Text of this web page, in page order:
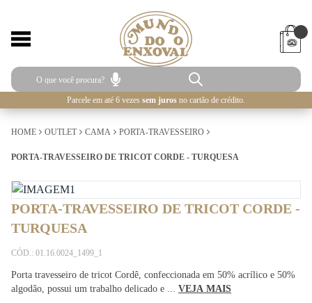
Parcele em até 6 vezes sem juros no cartão de crédito.
HOME OUTLET CAMA PORTA-TRAVESSEIRO
PORTA-TRAVESSEIRO DE TRICOT CORDE - TURQUESA
PORTA-TRAVESSEIRO DE TRICOT CORDE -
TURQUESA
CÓD.: 01.16.0024_1499_1
Porta travesseiro de tricot Cordê, confeccionada em 50% acrílico e 50%
algodão, possui um trabalho delicado e ... VEJA MAIS